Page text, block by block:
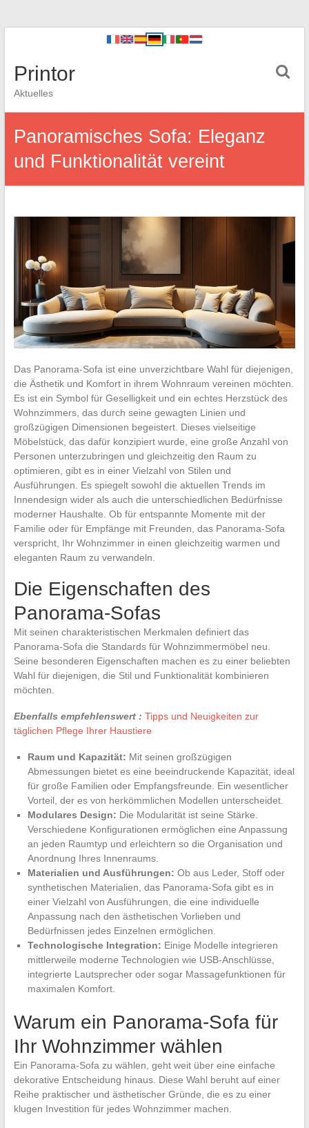
Printor
Aktuelles
Panoramisches Sofa: Eleganz
und Funktionalität vereint
Das Panorama-Sofa ist eine unverzichtbare Wahl für diejenigen,
die Ästhetik und Komfort in ihrem Wohnraum vereinen möchten.
Es ist ein Symbol für Geselligkeit und ein echtes Herzstück des
Wohnzimmers, das durch seine gewagten Linien und
großzügigen Dimensionen begeistert. Dieses vielseitige
Möbelstück, das dafür konzipiert wurde, eine große Anzahl von
Personen unterzubringen und gleichzeitig den Raum zu
optimieren, gibt es in einer Vielzahl von Stilen und
Ausführungen. Es spiegelt sowohl die aktuellen Trends im
Innendesign wider als auch die unterschiedlichen Bedürfnisse
moderner Haushalte. Ob für entspannte Momente mit der
Familie oder für Empfänge mit Freunden, das Panorama-Sofa
verspricht, Ihr Wohnzimmer in einen gleichzeitig warmen und
eleganten Raum zu verwandeln.
Die Eigenschaften des
Panorama-Sofas
Mit seinen charakteristischen Merkmalen definiert das
Panorama-Sofa die Standards für Wohnzimmermöbel neu.
Seine besonderen Eigenschaften machen es zu einer beliebten
Wahl für diejenigen, die Stil und Funktionalität kombinieren
möchten.
Ebenfalls empfehlenswert : Tipps und Neuigkeiten zur
täglichen Pflege Ihrer Haustiere
Raum und Kapazität: Mit seinen großzügigen
Abmessungen bietet es eine beeindruckende Kapazität, ideal
für große Familien oder Empfangsfreunde. Ein wesentlicher
Vorteil, der es von herkömmlichen Modellen unterscheidet.
Modulares Design: Die Modularität ist seine Stärke.
Verschiedene Konfigurationen ermöglichen eine Anpassung
an jeden Raumtyp und erleichtern so die Organisation und
Anordnung Ihres Innenraums.
Materialien und Ausführungen: Ob aus Leder, Stoff oder
synthetischen Materialien, das Panorama-Sofa gibt es in
einer Vielzahl von Ausführungen, die eine individuelle
Anpassung nach den ästhetischen Vorlieben und
Bedürfnissen jedes Einzelnen ermöglichen.
Technologische Integration: Einige Modelle integrieren
mittlerweile moderne Technologien wie USB-Anschlüsse,
integrierte Lautsprecher oder sogar Massagefunktionen für
maximalen Komfort.
Warum ein Panorama-Sofa für
Ihr Wohnzimmer wählen
Ein Panorama-Sofa zu wählen, geht weit über eine einfache
dekorative Entscheidung hinaus. Diese Wahl beruht auf einer
Reihe praktischer und ästhetischer Gründe, die es zu einer
klugen Investition für jedes Wohnzimmer machen.